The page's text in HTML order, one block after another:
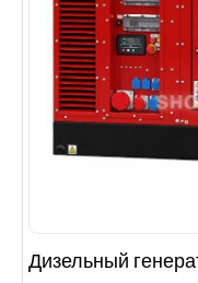
Дизельный